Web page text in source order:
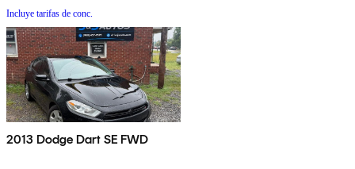
Incluye tarifas de conc.
2013 Dodge Dart SE FWD